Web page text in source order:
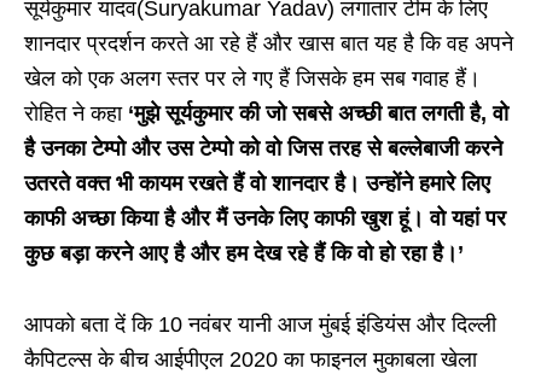
सूर्यकुमार यादव(Suryakumar Yadav) लगातार टीम के लिए
शानदार प्रदर्शन करते आ रहे हैं और खास बात यह है कि वह अपने
खेल को एक अलग स्तर पर ले गए हैं जिसके हम सब गवाह हैं।
रोहित ने कहा ‘मुझे सूर्यकुमार की जो सबसे अच्छी बात लगती है, वो
है उनका टेम्पो और उस टेम्पो को वो जिस तरह से बल्लेबाजी करने
उतरते वक्त भी कायम रखते हैं वो शानदार है। उन्होंने हमारे लिए
काफी अच्छा किया है और मैं उनके लिए काफी खुश हूं। वो यहां पर
कुछ बड़ा करने आए है और हम देख रहे हैं कि वो हो रहा है।’
आपको बता दें कि 10 नवंबर यानी आज मुंबई इंडियंस और दिल्ली
कैपिटल्स के बीच आईपीएल 2020 का फाइनल मुकाबला खेला